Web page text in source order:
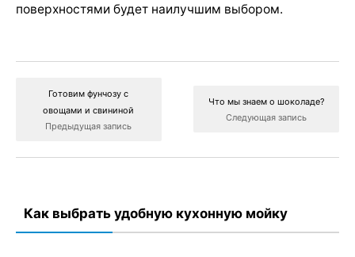
поверхностями будет наилучшим выбором.
Готовим фунчозу с
овощами и свининой
Предыдущая запись
Что мы знаем о шоколаде?
Следующая запись
Как выбрать удобную кухонную мойку